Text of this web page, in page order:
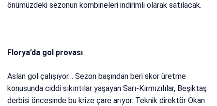
önümüzdeki sezonun kombineleri indirimli olarak satılacak.
Florya’da gol provası
Aslan gol çalışıyor… Sezon başından beri skor üretme
konusunda ciddi sıkıntılar yaşayan Sarı-Kırmızılılar, Beşiktaş
derbisi öncesinde bu krize çare arıyor. Teknik direktör Okan